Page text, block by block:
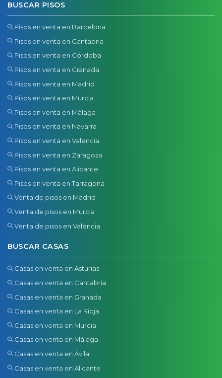
BUSCAR PISOS
Pisos en venta en Barcelona
Pisos en venta en Cantabria
Pisos en venta en Córdoba
Pisos en venta en Granada
Pisos en venta en Madrid
Pisos en venta en Murcia
Pisos en venta en Málaga
Pisos en venta en Navarra
Pisos en venta en Valencia
Pisos en venta en Zaragoza
Pisos en venta en Alicante
Pisos en venta en Tarragona
Venta de pisos en Madrid
Venta de pisos en Murcia
Venta de pisos en Valencia
BUSCAR CASAS
Casas en venta en Asturias
Casas en venta en Cantabria
Casas en venta en Granada
Casas en venta en La Rioja
Casas en venta en Murcia
Casas en venta en Málaga
Casas en venta en Ávila
Casas en venta en Alicante